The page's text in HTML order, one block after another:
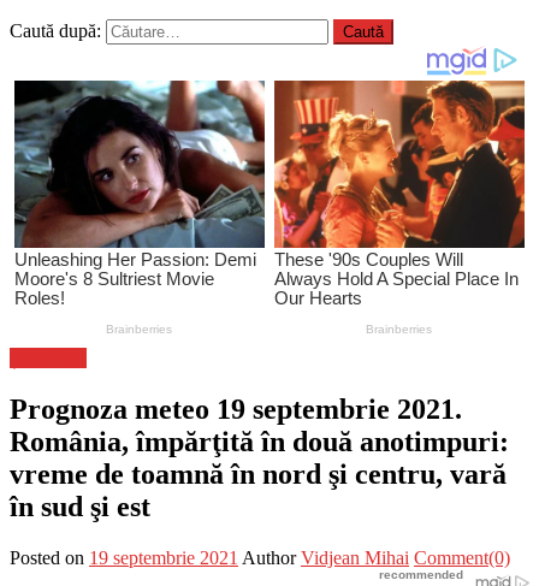
Caută după:
Prognoza meteo 19 septembrie 2021.
România, împărţită în două anotimpuri:
vreme de toamnă în nord şi centru, vară
în sud şi est
Posted on 19 septembrie 2021 Author Vidjean Mihai Comment(0)